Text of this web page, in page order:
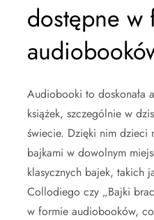
dostępne w
Audiobooki to doskonała
książek, szczególnie w
świecie. Dzięki nim dzieci
bajkami w dowolnym
klasycznych bajek, takich
Collodiego czy „Bajki
w formie audiobooków,